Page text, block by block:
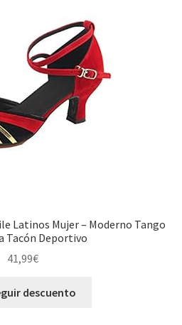
Latinos Mujer – Moderno Tango
Tacón Deportivo
41,99€
descuento